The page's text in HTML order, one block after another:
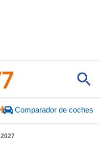
Comparador de coches
2027